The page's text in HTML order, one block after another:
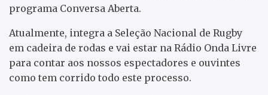
programa Conversa Aberta.
Atualmente, integra a Seleção Nacional de Rugby
em cadeira de rodas e vai estar na Rádio Onda Livre
para contar aos nossos espectadores e ouvintes
como tem corrido todo este processo.